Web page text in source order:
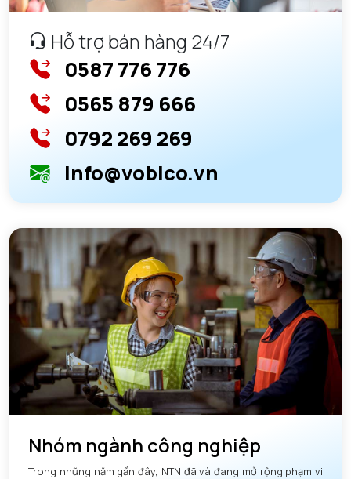
Hỗ trợ bán hàng 24/7
0587 776 776
0565 879 666
0792 269 269
info@vobico.vn
Nhóm ngành công nghiệp
Trong những năm gần đây, NTN đã và đang mở rộng phạm vi